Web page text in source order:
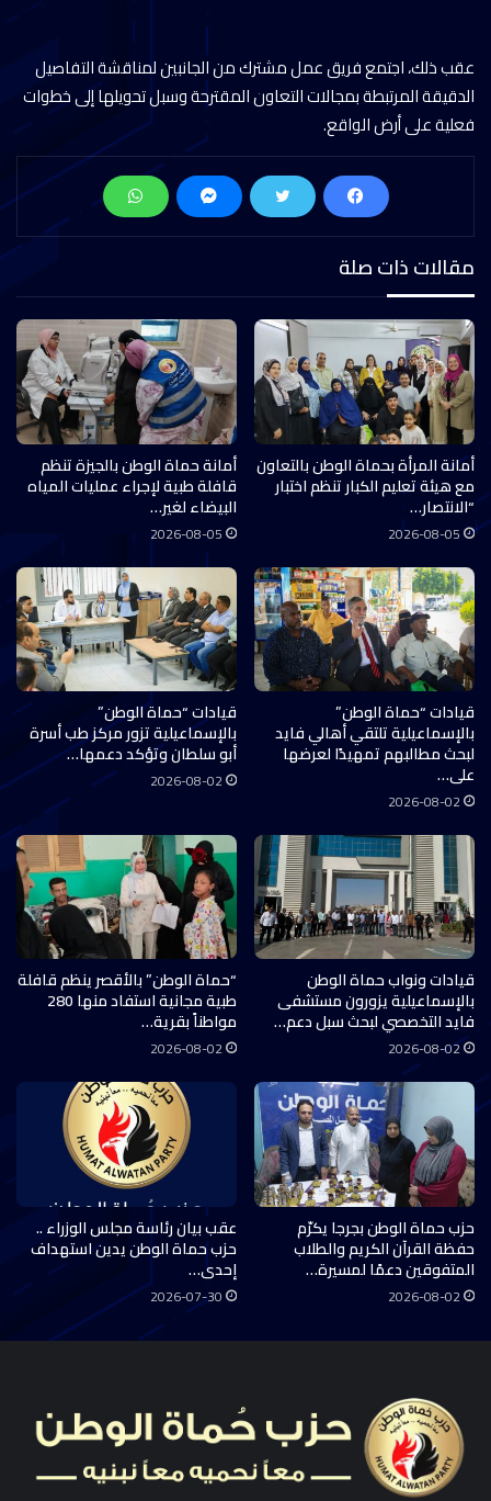
عقب ذلك، اجتمع فريق عمل مشترك من الجانبين لمناقشة التفاصيل
الدقيقة المرتبطة بمجالات التعاون المقترحة وسبل تحويلها إلى خطوات
فعلية على أرض الواقع.
مقالات ذات صلة
أمانة المرأة بحماة الوطن بالتعاون
مع هيئة تعليم الكبار تنظم اختبار
“الانتصار…
2026-08-05
أمانة حماة الوطن بالجيزة تنظم
قافلة طبية لإجراء عمليات المياه
البيضاء لغير…
2026-08-05
قيادات “حماة الوطن”
بالإسماعيلية تلتقي أهالي فايد
لبحث مطالبهم تمهيدًا لعرضها
على…
2026-08-02
قيادات “حماة الوطن”
بالإسماعيلية تزور مركز طب أسرة
أبو سلطان وتؤكد دعمها…
2026-08-02
قيادات ونواب حماة الوطن
بالإسماعيلية يزورون مستشفى
فايد التخصصي لبحث سبل دعم…
2026-08-02
“حماة الوطن” بالأقصر ينظم قافلة
طبية مجانية استفاد منها 280
مواطناً بقرية…
2026-08-02
حزب حماة الوطن بجرجا يكرّم
حفظة القرآن الكريم والطلاب
المتفوقين دعمًا لمسيرة…
2026-08-02
عقب بيان رئاسة مجلس الوزراء ..
حزب حماة الوطن يدين استهداف
إحدى…
2026-07-30